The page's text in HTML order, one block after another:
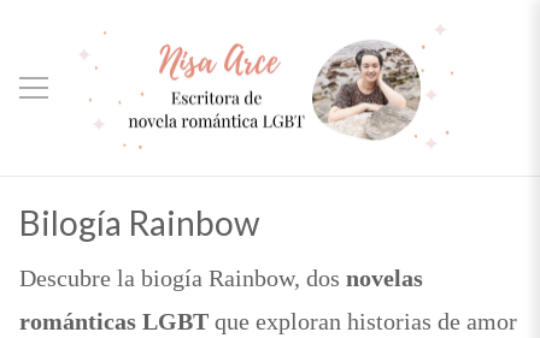
Bilogía Rainbow
Descubre la biogía Rainbow, dos novelas
románticas LGBTque exploran historias de amor